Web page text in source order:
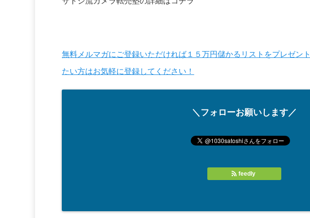
無料メルマガにご登録いただければ１５万円儲かるリストをプレゼン
たい方はお気軽に登録してください！
＼フォローお願いします／
feedly